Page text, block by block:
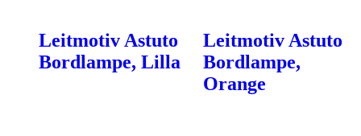
Leitmotiv Astuto
Bordlampe, Lilla
Leitmotiv Astuto
Bordlampe,
Orange